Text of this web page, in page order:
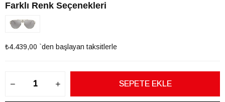
Farklı Renk Seçenekleri
₺4.439,00 `den başlayan taksitlerle